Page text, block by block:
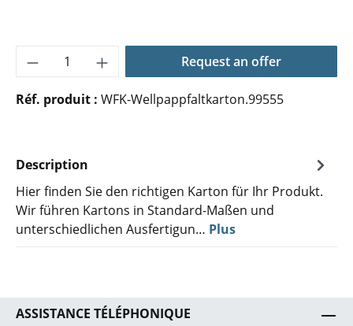
Quantité de produit : Entrez la
Request an offer
Réf. produit : WFK-Wellpappfaltkarton.99555
Description
Hier finden Sie den richtigen Karton für Ihr Produkt.
Wir führen Kartons in Standard-Maßen und
unterschiedlichen Ausfertigun… Plus
ASSISTANCE TÉLÉPHONIQUE